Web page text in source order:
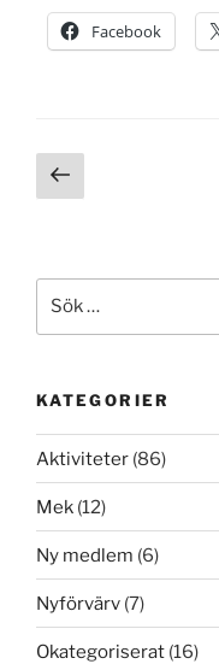
Facebook
Sidnumrering
för
Föregående
sida
efter:
KATEGORIER
Aktiviteter (86)
Mek (12)
Ny medlem (6)
Nyförvärv (7)
Okategoriserat (16)